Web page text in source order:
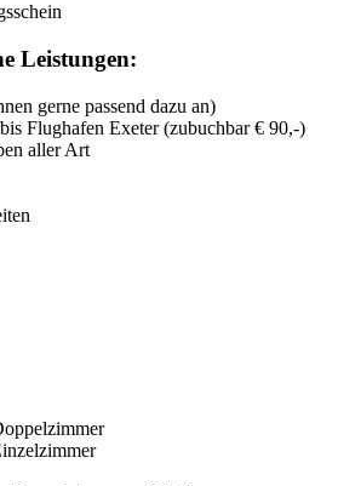
Leistungen:
gerne passend dazu an)
Flughafen Exeter (zubuchbar € 90,-)
aller Art